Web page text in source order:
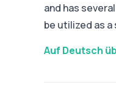
and has
be utilized as
Auf Deutsch